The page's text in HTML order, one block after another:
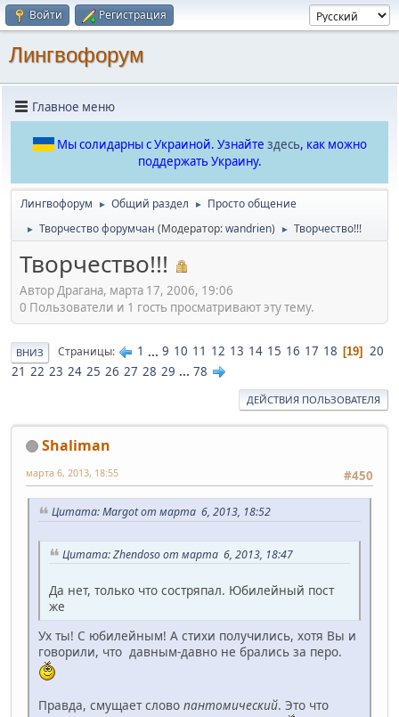
Войти Регистрация
Лингвофорум
Главное меню
Мы солидарны с Украиной. Узнайте здесь, как можно
поддержать Украину.
Лингвофорум ► Общий раздел ► Просто общение
► Творчество форумчан (Модератор:wandrien) ► Творчество!!!
Творчество!!!
Автор Драгана, марта 17, 2006, 19:06
0 Пользователи и 1 гость просматривают эту тему.
ВНИЗ Страницы 1 ... 9 10 11 12 13 14 15 16 17 18 19
20
21 22 23 24 25 26 27 28 29 ... 78
ДЕЙСТВИЯ ПОЛЬЗОВАТЕЛЯ
Shaliman
#450
марта 6, 2013, 18:55
Цитата: Margot от марта 6, 2013, 18:52
Цитата: Zhendoso от марта 6, 2013, 18:47
Да нет, только что состряпал. Юбилейный пост
же
Ух ты! С юбилейным! А стихи получились, хотя Вы и
говорили, что давным-давно не брались за перо.
Правда, смущает слово пантомический. Это что